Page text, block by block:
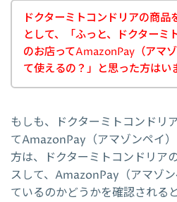
ドクターミトコンドリアの商品
として、「ふっと、ドクターミ
のお店ってAmazonPay（アマ
て使えるの？」と思った方はい
もしも、ドクターミトコンドリ
てAmazonPay（アマゾンペイ
方は、ドクターミトコンドリア
スして、AmazonPay（アマゾ
ているのかどうかを確認される